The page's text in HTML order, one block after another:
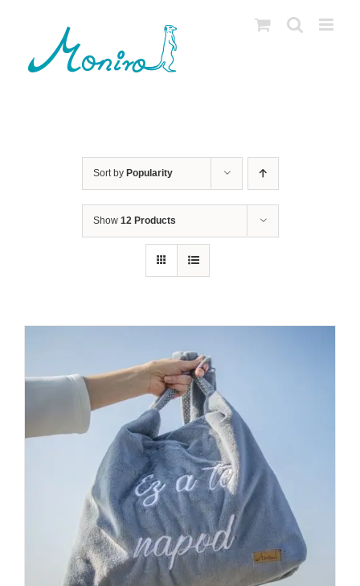
Sort by Popularity
Show 12 Products